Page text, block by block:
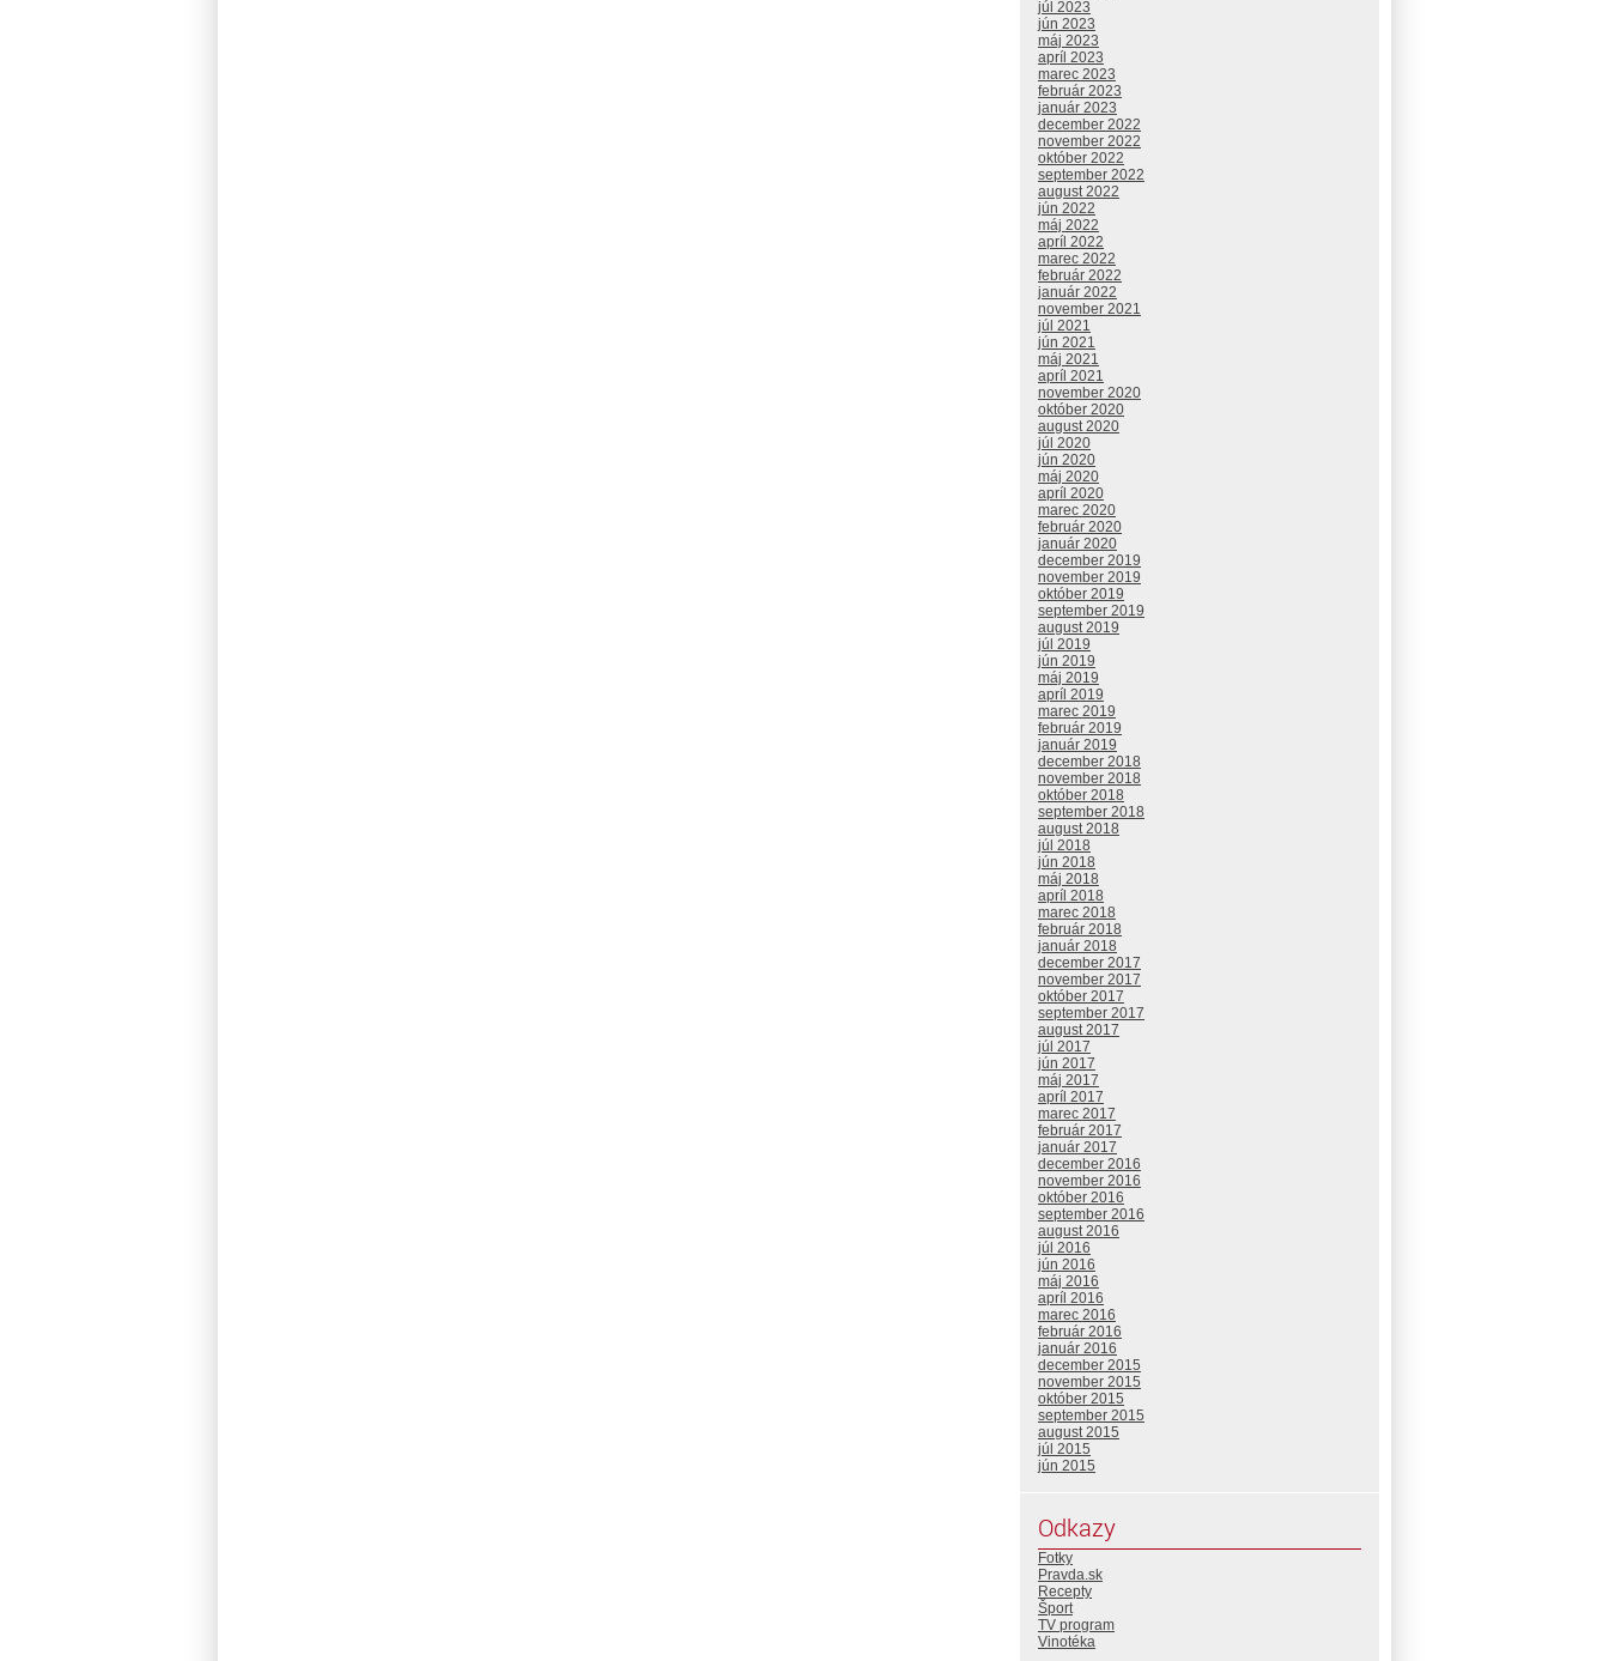
júl 2023
jún 2023
máj 2023
apríl 2023
marec 2023
február 2023
január 2023
december 2022
november 2022
október 2022
september 2022
august 2022
jún 2022
máj 2022
apríl 2022
marec 2022
február 2022
január 2022
november 2021
júl 2021
jún 2021
máj 2021
apríl 2021
november 2020
október 2020
august 2020
júl 2020
jún 2020
máj 2020
apríl 2020
marec 2020
február 2020
január 2020
december 2019
november 2019
október 2019
september 2019
august 2019
júl 2019
jún 2019
máj 2019
apríl 2019
marec 2019
február 2019
január 2019
december 2018
november 2018
október 2018
september 2018
august 2018
júl 2018
jún 2018
máj 2018
apríl 2018
marec 2018
február 2018
január 2018
december 2017
november 2017
október 2017
september 2017
august 2017
júl 2017
jún 2017
máj 2017
apríl 2017
marec 2017
február 2017
január 2017
december 2016
november 2016
október 2016
september 2016
august 2016
júl 2016
jún 2016
máj 2016
apríl 2016
marec 2016
február 2016
január 2016
december 2015
november 2015
október 2015
september 2015
august 2015
júl 2015
jún 2015
Odkazy
Fotky
Pravda.sk
Recepty
Šport
TV program
Vinotéka